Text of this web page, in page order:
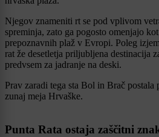
Njegov znameniti rt se pod vplivom
spreminja, zato ga pogosto omenjajo
prepoznavnih plaž v Evropi. Poleg
rat že desetletja priljubljena destinacija
predvsem za jadranje na deski.
Prav zaradi tega sta Bol in Brač postala
zunaj meja Hrvaške.
Punta Rata ostaja zaščitni